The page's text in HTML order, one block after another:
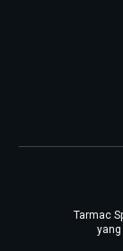
Tarmac